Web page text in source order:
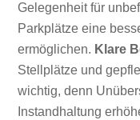
Gelegenheit für
Parkplätze eine
ermöglichen. Klare
Stellplätze und
wichtig, denn
Instandhaltung